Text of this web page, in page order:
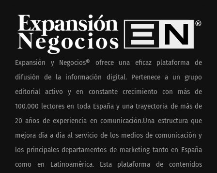
Expansión y Negocios® ofrece una eficaz plataforma de
difusión de la información digital. Pertenece a un grupo
editorial activo y en constante crecimiento con más de
100.000 lectores en toda España y una trayectoria de más de
20 años de experiencia en comunicación.Una estructura que
mejora día a día al servicio de los medios de comunicación y
los principales departamentos de marketing tanto en España
como en Latinoamérica. Esta plataforma de contenidos